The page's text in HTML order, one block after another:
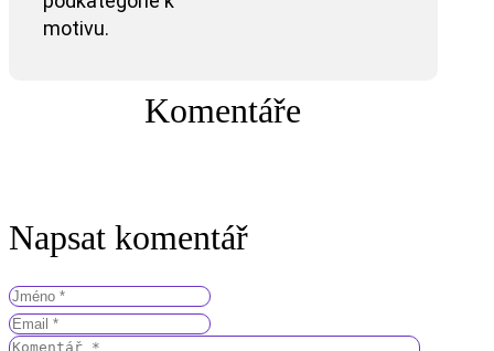
motivu.
Komentáře
Napsat komentář